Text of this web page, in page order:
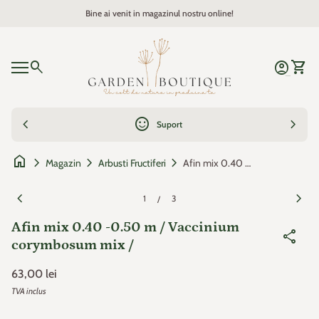
Bine ai venit in magazinul nostru online!
Navigare mobil
search
Cont
account_circle Vezi
shopping_cart
sentiment_satisfied Suport
chevron_left
chevron_right
home chevron_right Magazin chevron_right Arbusti Fructiferi chevron_right Afin mix 0.40 -0.50 m / Vaccinium corymbosum mix /
chevron_left 1 / 3 chevron_right
Afin mix 0.40 -0.50 m / Vaccinium
corymbosum mix /
share
Pret de baza
63,00 lei
TVA inclus